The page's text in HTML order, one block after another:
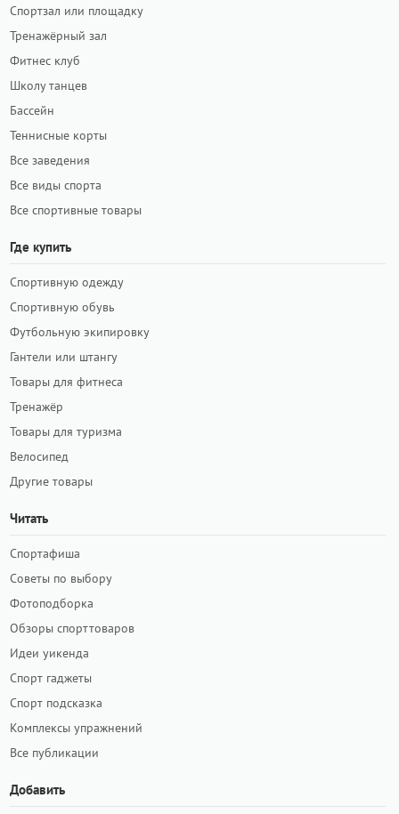
Спортзал или площадку
Тренажёрный зал
Фитнес клуб
Школу танцев
Бассейн
Теннисные корты
Все заведения
Все виды спорта
Все спортивные товары
Где купить
Спортивную одежду
Спортивную обувь
Футбольную экипировку
Гантели или штангу
Товары для фитнеса
Тренажёр
Товары для туризма
Велосипед
Другие товары
Читать
Спортафиша
Советы по выбору
Фотоподборка
Обзоры спорттоваров
Идеи уикенда
Спорт гаджеты
Спорт подсказка
Комплексы упражнений
Все публикации
Добавить